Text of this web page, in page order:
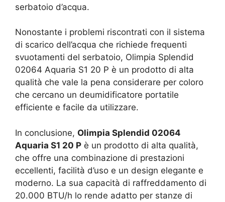
serbatoio d’acqua.
Nonostante i problemi riscontrati con il sistema
di scarico dell’acqua che richiede frequenti
svuotamenti del serbatoio, Olimpia Splendid
02064 Aquaria S1 20 P è un prodotto di alta
qualità che vale la pena considerare per coloro
che cercano un deumidificatore portatile
efficiente e facile da utilizzare.
In conclusione, Olimpia Splendid 02064
Aquaria S1 20 P è un prodotto di alta qualità,
che offre una combinazione di prestazioni
eccellenti, facilità d’uso e un design elegante e
moderno. La sua capacità di raffreddamento di
20.000 BTU/h lo rende adatto per stanze di